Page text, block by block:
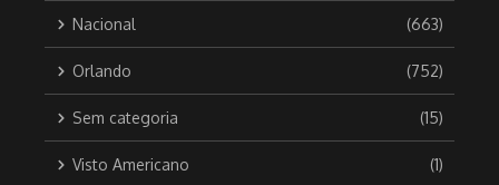
Nacional (663)
Orlando (752)
Sem categoria (15)
Visto Americano (1)